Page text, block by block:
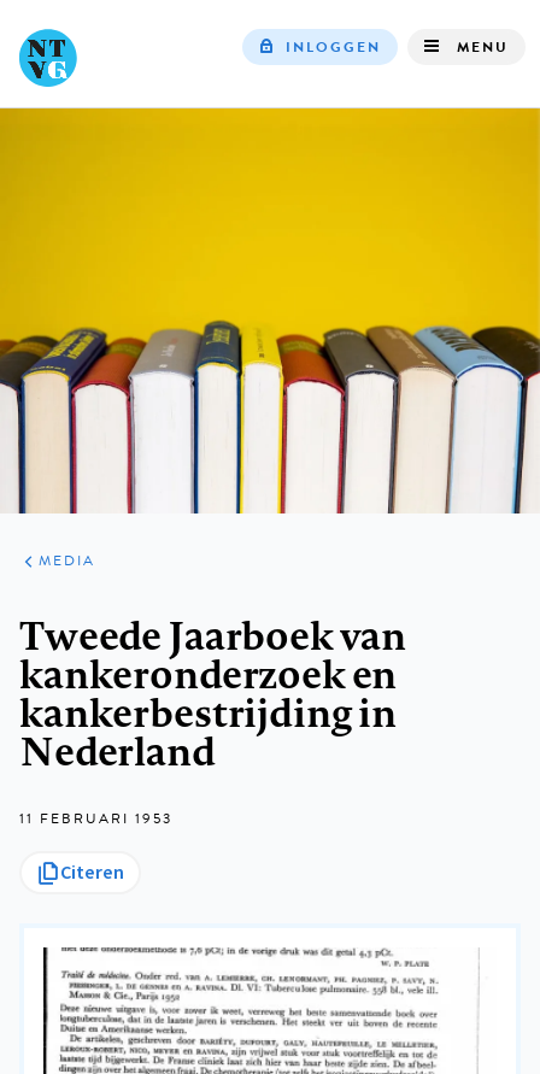
INLOGGEN MENU
ARTIKELEN
VARIA
MEDIA
Tweede Jaarboek van
kankeronderzoek en
kankerbestrijding in
Nederland
11 FEBRUARI 1953
Citeren